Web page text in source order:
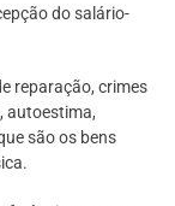
do salário-
reparação, crimes
autoestima,
são os bens